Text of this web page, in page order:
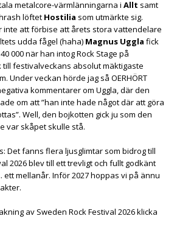
metalcore-värmlänningarna i Allt samt
löftet Hostilia som utmärkte sig.
inte att förbise att årets stora vattendelare
udda fågel (haha) Magnus Uggla fick
000 när han intog Rock Stage på
festivalveckans absolut mäktigaste
Under veckan hörde jag så OERHÖRT
kommentarer om Uggla, där den
om att ”han inte hade något där att göra
Well, den bojkotten gick ju som den
var skåpet skulle stå.
Det fanns flera ljusglimtar som bidrog till
2026 blev till ett trevligt och fullt godkänt
ett mellanår. Inför 2027 hoppas vi på ännu
av Sweden Rock Festival 2026 klicka